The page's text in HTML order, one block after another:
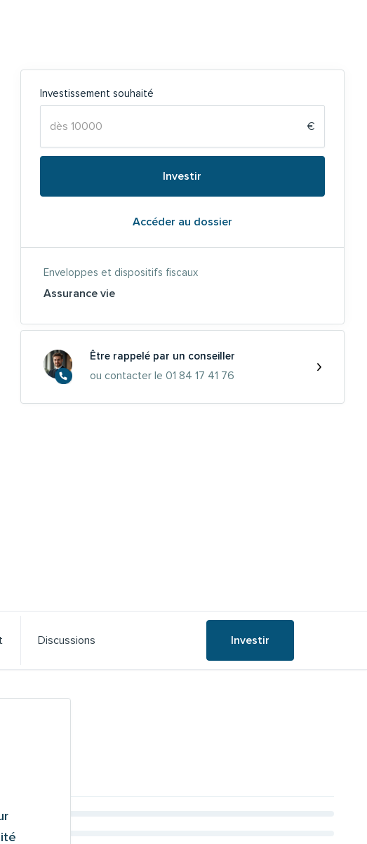
Investissement souhaité
€
Accéder au dossier
Enveloppes et dispositifs fiscaux
Assurance vie
Être rappelé par un conseiller
ou contacter le 01 84 17 41 76
Discussions Investir